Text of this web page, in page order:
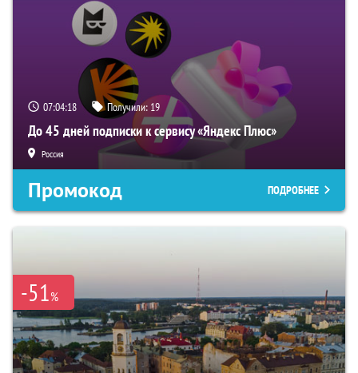
07:04:17 Получили: 19
До 45 дней подписки к сервису «Яндекс Плюс»
Россия
Промокод ПОДРОБНЕЕ
-51%